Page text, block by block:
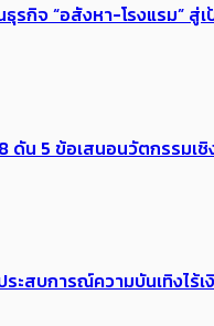
รกิจ “อสังหา-โรงแรม”
ดัน 5 ข้อเสนอนวัตกรรม
ะสบการณ์ความบันเทิงไ